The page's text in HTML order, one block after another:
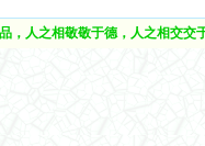
，人之相敬敬于德，人之相交